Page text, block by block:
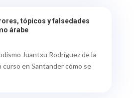
tópicos y falsedades
árabe
Juantxu Rodríguez de la
curso en Santander cómo se